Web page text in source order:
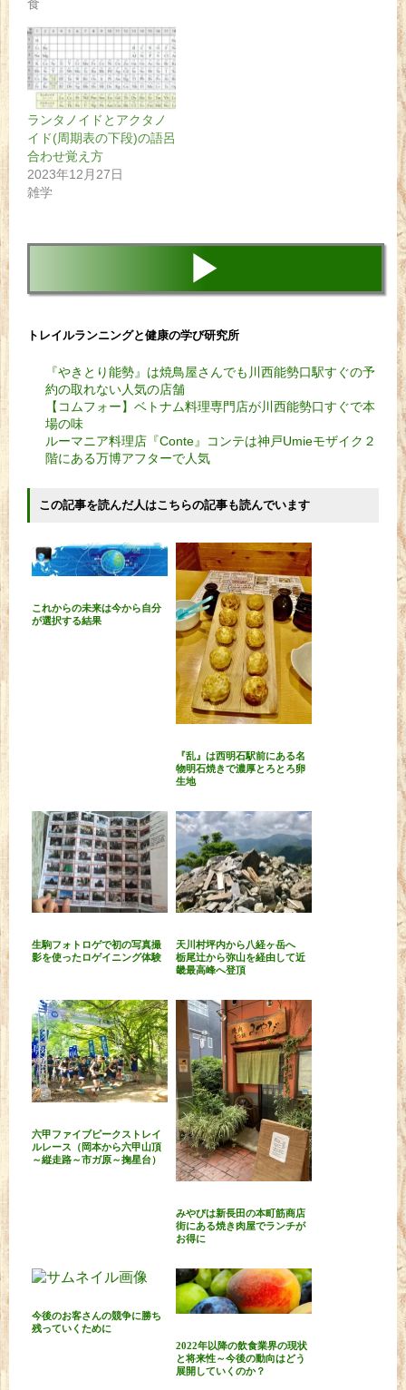
食
ランタノイドとアクタノ
イド(周期表の下段)の語呂
合わせ覚え方
2023年12月27日
雑学
▶
トレイルランニングと健康の学び研究所
『やきとり能勢』は焼鳥屋さんでも川西能勢口駅すぐの予
約の取れない人気の店舗
【コムフォー】ベトナム料理専門店が川西能勢口すぐで本
場の味
ルーマニア料理店『Conte』コンテは神戸Umieモザイク２
階にある万博アフターで人気
この記事を読んだ人はこちらの記事も読んでいます
これからの未来は今から自分
が選択する結果
『乱』は西明石駅前にある名
物明石焼きで濃厚とろとろ卵
生地
生駒フォトロゲで初の写真撮
影を使ったロゲイニング体験
天川村坪内から八経ヶ岳へ
栃尾辻から弥山を経由して近
畿最高峰へ登頂
六甲ファイブピークストレイ
ルレース（岡本から六甲山頂
～縦走路～市ガ原～掬星台）
みやびは新長田の本町筋商店
街にある焼き肉屋でランチが
お得に
今後のお客さんの競争に勝ち
残っていくために
2022年以降の飲食業界の現状
と将来性～今後の動向はどう
展開していくのか？